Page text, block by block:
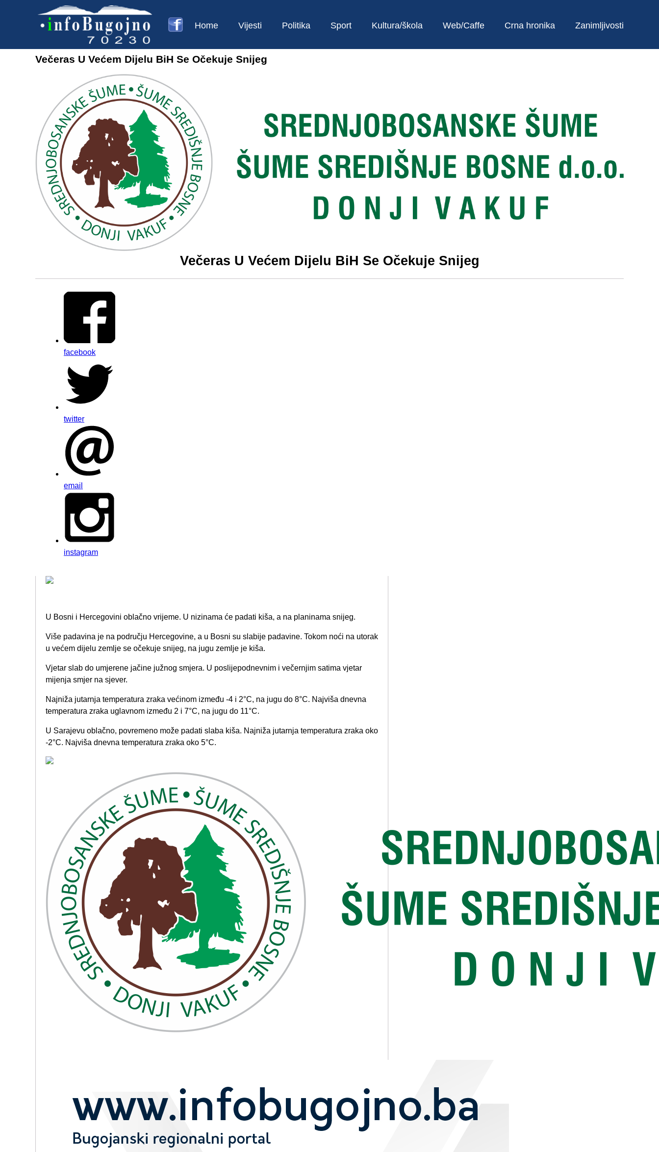
Home Vijesti Politika Sport Kultura/škola Web/Caffe Crna hronika Zanimljivosti
Večeras U Većem Dijelu BiH Se Očekuje Snijeg
Večeras U Većem Dijelu BiH Se Očekuje Snijeg
facebook
twitter
email
instagram
U Bosni i Hercegovini oblačno vrijeme. U nizinama će padati kiša, a na planinama snijeg.
Više padavina je na području Hercegovine, a u Bosni su slabije padavine. Tokom noći na utorak
u većem dijelu zemlje se očekuje snijeg, na jugu zemlje je kiša.
Vjetar slab do umjerene jačine južnog smjera. U poslijepodnevnim i večernjim satima vjetar
mijenja smjer na sjever.
Najniža jutarnja temperatura zraka većinom između -4 i 2°C, na jugu do 8°C. Najviša dnevna
temperatura zraka uglavnom između 2 i 7°C, na jugu do 11°C.
U Sarajevu oblačno, povremeno može padati slaba kiša. Najniža jutarnja temperatura zraka oko
-2°C. Najviša dnevna temperatura zraka oko 5°C.